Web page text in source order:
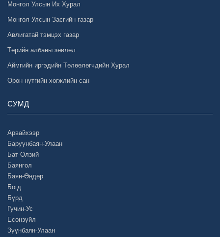
Монгол Улсын Их Хурал
Монгол Улсын Засгийн газар
Авлигатай тэмцэх газар
Төрийн албаны зөвлөл
Аймгийн иргэдийн Төлөөлөгчдийн Хурал
Орон нутгийн хөгжлийн сан
СУМД
Арвайхээр
Баруунбаян-Улаан
Бат-Өлзий
Баянгол
Баян-Өндөр
Богд
Бүрд
Гучин-Ус
Есөнзүйл
Зүүнбаян-Улаан